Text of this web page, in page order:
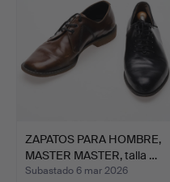
ZAPATOS PARA HOMBRE,
MASTER MASTER, talla …
Subastado 6 mar 2026